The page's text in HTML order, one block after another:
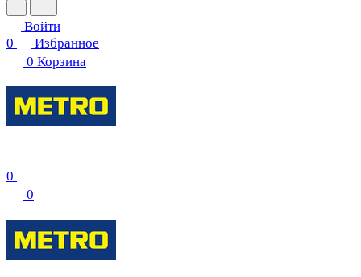
Войти
0
Избранное
0 Корзина
0
0